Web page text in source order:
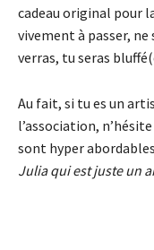
cadeau original pour
vivement à passer,
verras, tu seras
Au fait, si tu es un
l’association,
sont hyper
Julia qui est juste un